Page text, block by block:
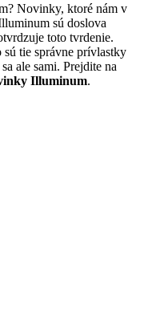
Novinky, ktoré nám v
sú doslova
toto tvrdenie.
tie správne prívlastky
ale sami. Prejdite na
Illuminum.